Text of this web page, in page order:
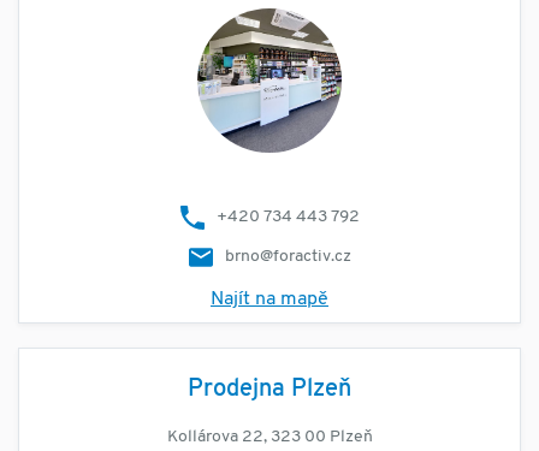
+420 734 443 792
brno@foractiv.cz
Najít na mapě
Prodejna Plzeň
Kollárova 22, 323 00 Plzeň